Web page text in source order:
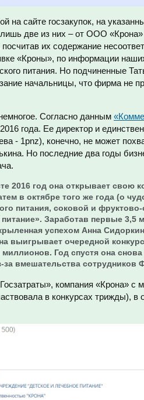
сайте госзакупок, на
две из них – от ООО
их содержание
«Кроны», по информации
питания. Но подчиненные
начальницы, что фирма не
Согласно данным
2016 года. Ее директор и
- 1pnz), конечно, не может
Но последние два годы
2016 год она открывает свою
в октябре того же года (о
питания, соковой и
Заработав первые 3,5
успехом Анна
выигрывает очередной
Год спустя она снова
за вмешательства сотрудников
компания «Крона» с
в конкурсах трижды),